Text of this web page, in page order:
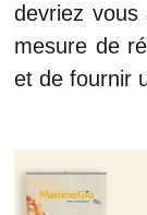
devriez
mesure de
et de fournir